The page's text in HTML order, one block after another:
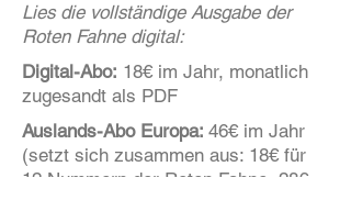
Lies die vollständige Ausgabe der
Roten Fahne digital:
Digital-Abo: 18€ im Jahr, monatlich
zugesandt als PDF
Auslands-Abo Europa: 46€ im Jahr
(setzt sich zusammen aus: 18€ für
12 Nummern der Roten Fahne, 28€